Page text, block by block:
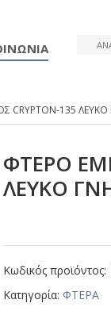
CRΥΡΤΟΝ-135 ΛΕΥΚΟ
ΦΤΕΡΟ
ΛΕΥΚΟ
Κωδικός προϊόντος:
Κατηγορία: ΦΤΕΡΑ